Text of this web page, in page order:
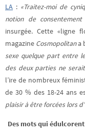
LA : «Traitez-moi de
notion de
insurgée. Cette «ligne
magazine Cosmopolitana
sexe quelque part entre
des deux parties ne
l’ire de nombreux
de 30 % des 18-24 ans
plaisir à être forcées lors
Des mots qui édulcorent